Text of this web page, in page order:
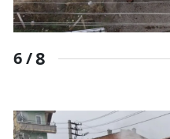
6 /8